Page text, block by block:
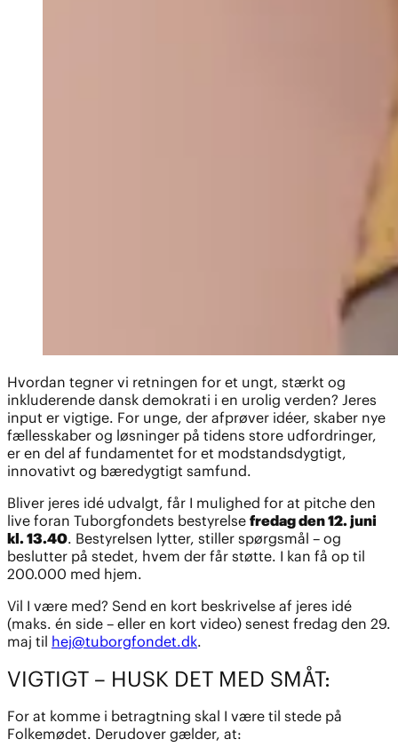
Hvordan tegner vi retningen for et ungt, stærkt og
inkluderende dansk demokrati i en urolig verden? Jeres
input er vigtige. For unge, der afprøver idéer, skaber nye
fællesskaber og løsninger på tidens store udfordringer,
er en del af fundamentet for et modstandsdygtigt,
innovativt og bæredygtigt samfund.
Bliver jeres idé udvalgt, får I mulighed for at pitche den
live foran Tuborgfondets bestyrelse fredag den 12. juni
kl. 13.40. Bestyrelsen lytter, stiller spørgsmål – og
beslutter på stedet, hvem der får støtte. I kan få op til
200.000 med hjem.
Vil I være med? Send en kort beskrivelse af jeres idé
(maks. én side – eller en kort video) senest fredag den 29.
maj til hej@tuborgfondet.dk.
VIGTIGT – HUSK DET MED SMÅT:
For at komme i betragtning skal I være til stede på
Folkemødet. Derudover gælder, at: